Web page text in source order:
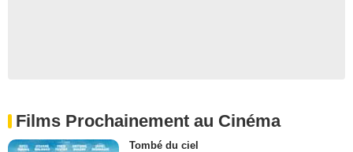
Films Prochainement au Cinéma
Tombé du ciel